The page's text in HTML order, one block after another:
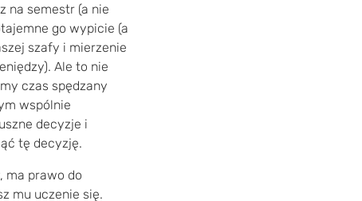
na semestr (a nie
go wypicie (a
szafy i mierzenie
Ale to nie
czas spędzany
wspólnie
decyzje i
tę decyzję.
ma prawo do
mu uczenie się.